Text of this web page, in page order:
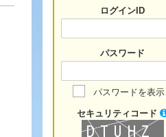
ログインID
パスワード
パスワードを表示
セキュリティコード